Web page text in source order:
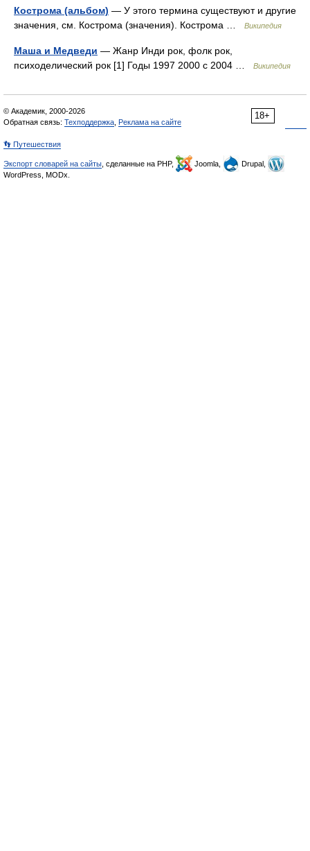
Кострома (альбом) — У этого термина существуют и другие
значения, см. Кострома (значения). Кострома …
Википедия
Маша и Медведи — Жанр Инди рок, фолк рок,
психоделический рок [1] Годы 1997 2000 с 2004 …
Википедия
18+
© Академик, 2000-2026
Обратная связь: Техподдержка Реклама на сайте
👣 Путешествия
Экспорт словарей на сайты , сделанные на PHP, Joomla,
Drupal,
WordPress, MODx.